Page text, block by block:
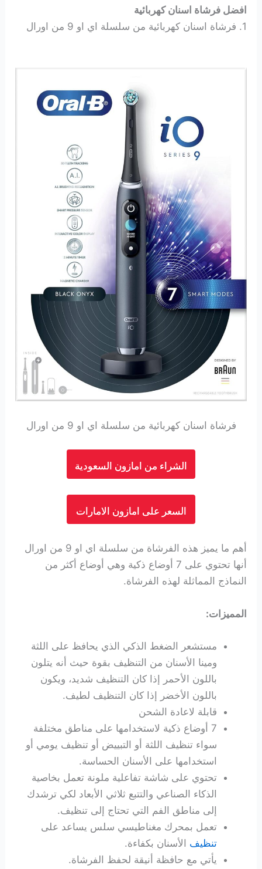
افضل فرشاة اسنان كهربائية
1. فرشاة اسنان كهربائية من سلسلة اي او 9 من اورال
فرشاة اسنان كهربائية من سلسلة اي او 9 من اورال
الشراء من امازون السعودية
السعر على امازون الامارات
أهم ما يميز هذه الفرشاة من سلسلة اي او 9 من اورال
أنها تحتوي على 7 أوضاع ذكية وهي أوضاع أكثر من
النماذج المماثلة لهذه الفرشاة.
المميزات:
مستشعر الضغط الذكي الذي يحافظ على اللثة
ومينا الأسنان من التنظيف بقوة حيث أنه يتلون
باللون الأحمر إذا كان التنظيف شديد، ويكون
باللون الأخضر إذا كان التنظيف لطيف.
قابلة لاعادة الشحن
7 أوضاع ذكية لاستخدامها على مناطق مختلفة
سواء تنظيف اللثة أو التبييض أو تنظيف يومي أو
استخدامها على الأسنان الحساسة.
تحتوي على شاشة تفاعلية ملونة تعمل بخاصية
الذكاء الصناعي والتتبع ثلاثي الأبعاد لكي ترشدك
إلى مناطق الفم التي تحتاج إلى تنظيف.
تعمل بمحرك مغناطيسي سلس يساعد على
تنظيف الأسنان بكفاءة.
يأتي مع حافظة أنيقة لحفظ الفرشاة.